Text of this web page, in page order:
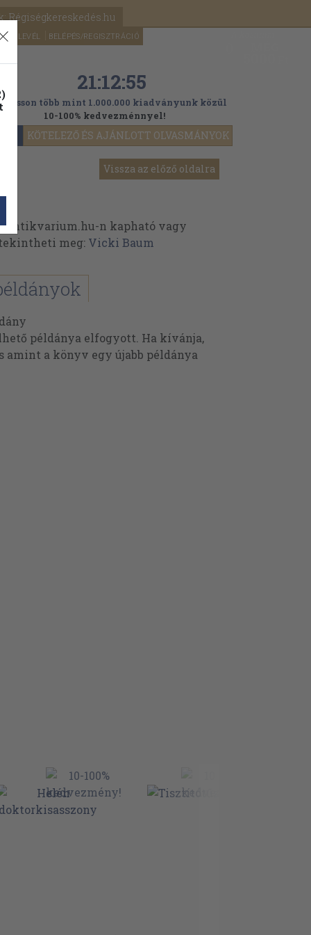
Régiségkereskedés.hu
HÍRLEVÉL BELÉPÉS/REGISZTRÁCIÓ
KÖTELEZŐ ÉS AJÁNLOTT OLVASMÁNYOK
21:12:53
több mint 1.000.000 kiadványunk közül
10-100% kedvezménnyel!
Vissza az előző oldalra
n kapható vagy
meg: Vicki Baum
példánya elfogyott. Ha kívánja,
amint a könyv egy újabb példánya